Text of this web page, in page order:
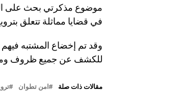
موضوع مذكرتي بحث على
في قضايا مماثلة تتعلق
وقد تم إخضاع المشتبه
للكشف عن جميع ظروف
مقالات ذات صلة امن تطوان